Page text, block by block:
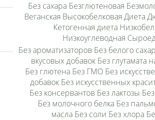
Без сахара Безглютеновая
Веганская Высокобелковая Диета
Кетогенная диета
Низкоуглеводная
Без ароматизаторов Без белого
вкусовых добавок Без глутамата
Без глютена Без ГМО Без
добавок Без искусственных
Без консервантов Без лактозы
Без молочного белка Без
масла Без соли Без хлора